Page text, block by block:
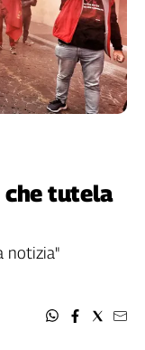
che tutela
notizia"